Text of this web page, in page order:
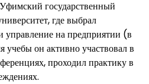
государственный
где выбрал
управление на предприятии (в
он активно участвовал в
проходил практику в